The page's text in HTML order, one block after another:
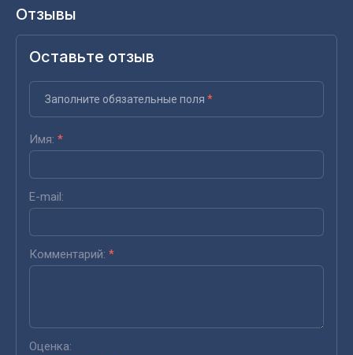
Отзывы
Оставьте отзыв
Заполните обязательные поля *
Имя: *
E-mail:
Комментарий: *
Оценка: